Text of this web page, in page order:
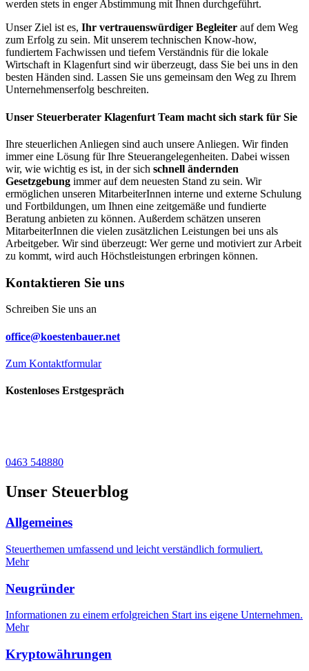
werden stets in enger Abstimmung mit Ihnen durchgeführt.
Unser Ziel ist es, Ihr vertrauenswürdiger Begleiter auf dem Weg
zum Erfolg zu sein. Mit unserem technischen Know-how,
fundiertem Fachwissen und tiefem Verständnis für die lokale
Wirtschaft in Klagenfurt sind wir überzeugt, dass Sie bei uns in den
besten Händen sind. Lassen Sie uns gemeinsam den Weg zu Ihrem
Unternehmenserfolg beschreiten.
Unser Steuerberater Klagenfurt Team macht sich stark für Sie
Ihre steuerlichen Anliegen sind auch unsere Anliegen. Wir finden
immer eine Lösung für Ihre Steuerangelegenheiten. Dabei wissen
wir, wie wichtig es ist, in der sich schnell ändernden
Gesetzgebung immer auf dem neuesten Stand zu sein. Wir
ermöglichen unseren MitarbeiterInnen interne und externe Schulung
und Fortbildungen, um Ihnen eine zeitgemäße und fundierte
Beratung anbieten zu können. Außerdem schätzen unseren
MitarbeiterInnen die vielen zusätzlichen Leistungen bei uns als
Arbeitgeber. Wir sind überzeugt: Wer gerne und motiviert zur Arbeit
zu kommt, wird auch Höchstleistungen erbringen können.
Kontaktieren Sie uns
Schreiben Sie uns an
office@koestenbauer.net
Zum Kontaktformular
Kostenloses Erstgespräch
0463 548880​
Unser Steuerblog
Allgemeines
Steuerthemen umfassend und leicht verständlich formuliert.
Mehr
Neugründer
Informationen zu einem erfolgreichen Start ins eigene Unternehmen.
Mehr
Kryptowährungen